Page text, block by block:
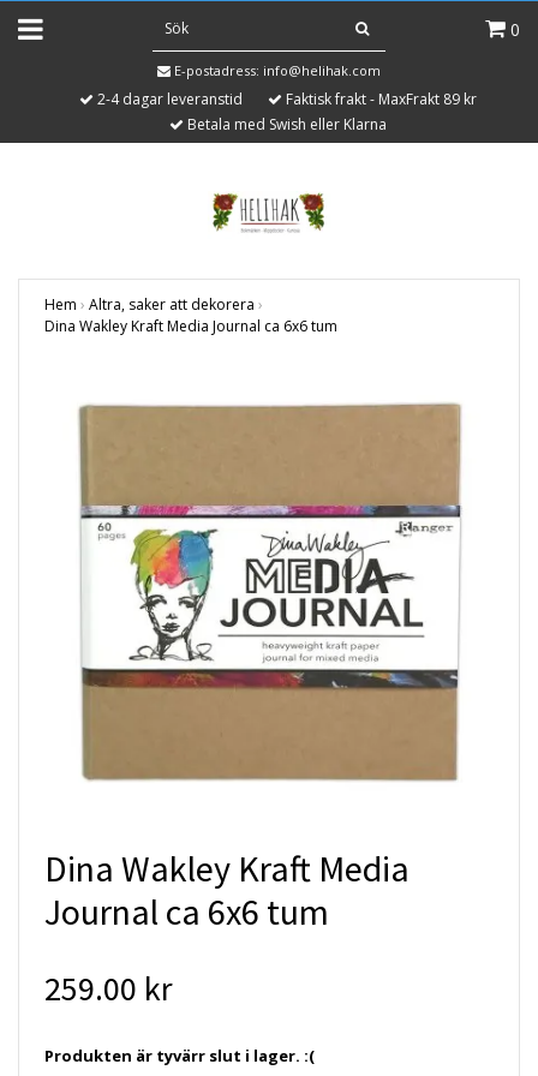
0
E-postadress: info@helihak.com
2-4 dagar leveranstid
Faktisk frakt - MaxFrakt 89 kr
Betala med Swish eller Klarna
Hem › Altra, saker att dekorera ›
Dina Wakley Kraft Media Journal ca 6x6 tum
Dina Wakley Kraft Media
Journal ca 6x6 tum
259.00 kr
Produkten är tyvärr slut i lager. :(